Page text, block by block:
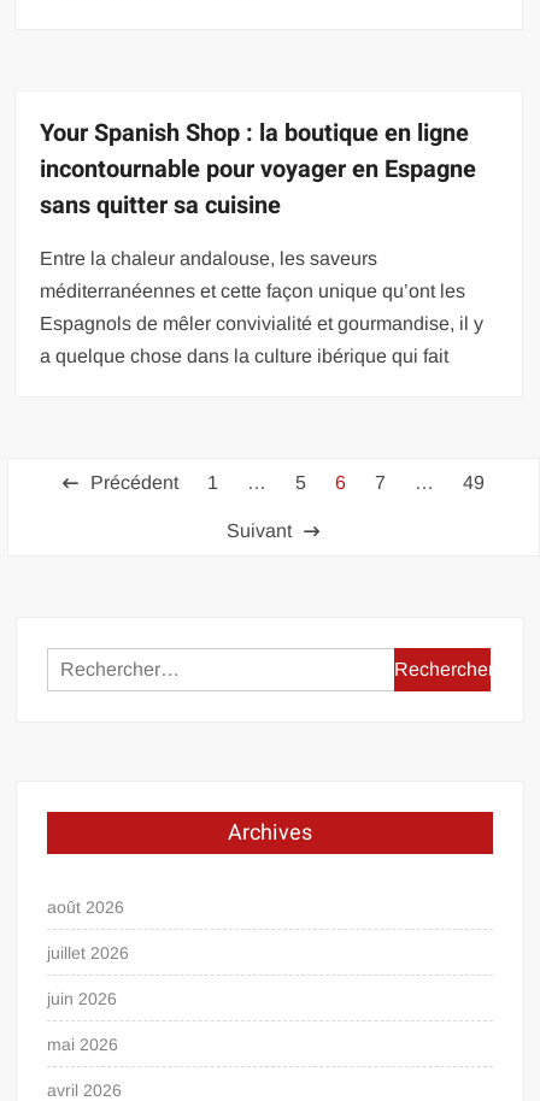
Your Spanish Shop : la boutique en ligne
incontournable pour voyager en Espagne
sans quitter sa cuisine
Entre la chaleur andalouse, les saveurs
méditerranéennes et cette façon unique qu’ont les
Espagnols de mêler convivialité et gourmandise, il y
a quelque chose dans la culture ibérique qui fait
Pagination
Précédent 1 … 5 6 7 … 49
Suivant
Rechercher :
Archives
août 2026
juillet 2026
juin 2026
mai 2026
avril 2026